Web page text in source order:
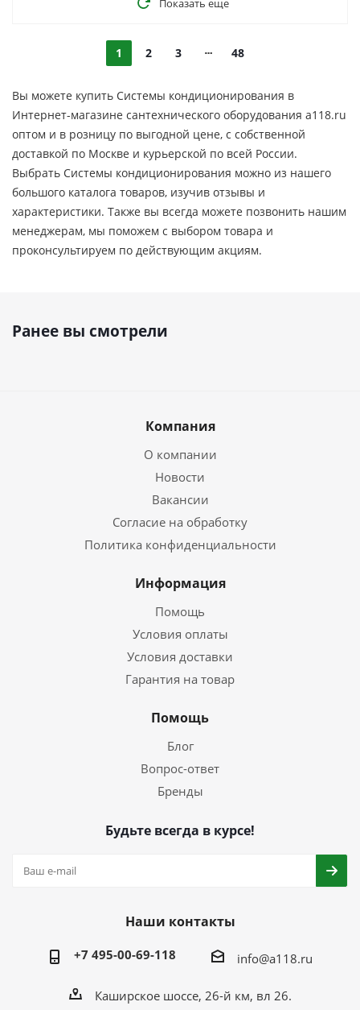
Показать еще
1 2 3 48
Вы можете купить Системы кондиционирования в
Интернет-магазине сантехнического оборудования a118.ru
оптом и в розницу по выгодной цене, c собственной
доставкой по Москве и курьерской по всей России.
Выбрать Системы кондиционирования можно из нашего
большого каталога товаров, изучив отзывы и
характеристики. Также вы всегда можете позвонить нашим
менеджерам, мы поможем с выбором товара и
проконсультируем по действующим акциям.
Ранее вы смотрели
Компания
О компании
Новости
Вакансии
Согласие на обработку
Политика конфиденциальности
Информация
Помощь
Условия оплаты
Условия доставки
Гарантия на товар
Помощь
Блог
Вопрос-ответ
Бренды
Будьте всегда в курсе!
Наши контакты
+7 495-00-69-118 info@a118.ru
Каширское шоссе, 26-й км, вл 26.